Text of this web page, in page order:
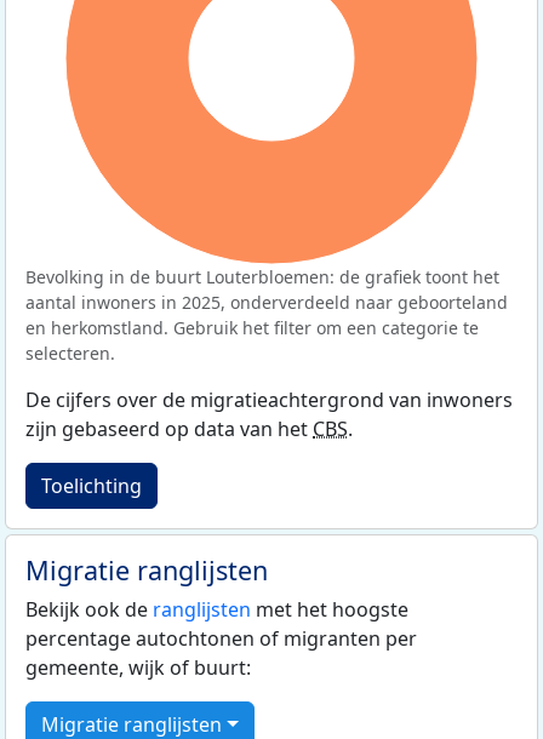
Bevolking in de buurt Louterbloemen: de grafiek toont het
aantal inwoners in 2025, onderverdeeld naar geboorteland
en herkomstland. Gebruik het filter om een categorie te
selecteren.
De cijfers over de migratieachtergrond van inwoners
zijn gebaseerd op data van het CBS.
Toelichting
Migratie ranglijsten
Bekijk ook de ranglijsten met het hoogste
percentage autochtonen of migranten per
gemeente, wijk of buurt:
Migratie ranglijsten